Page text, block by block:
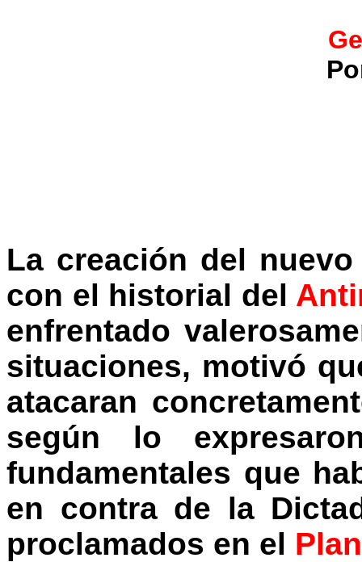
La creación del
con el historial del
enfrentado
situaciones, motivó
atacaran
según lo
fundamentales que
en contra de la
proclamados en el